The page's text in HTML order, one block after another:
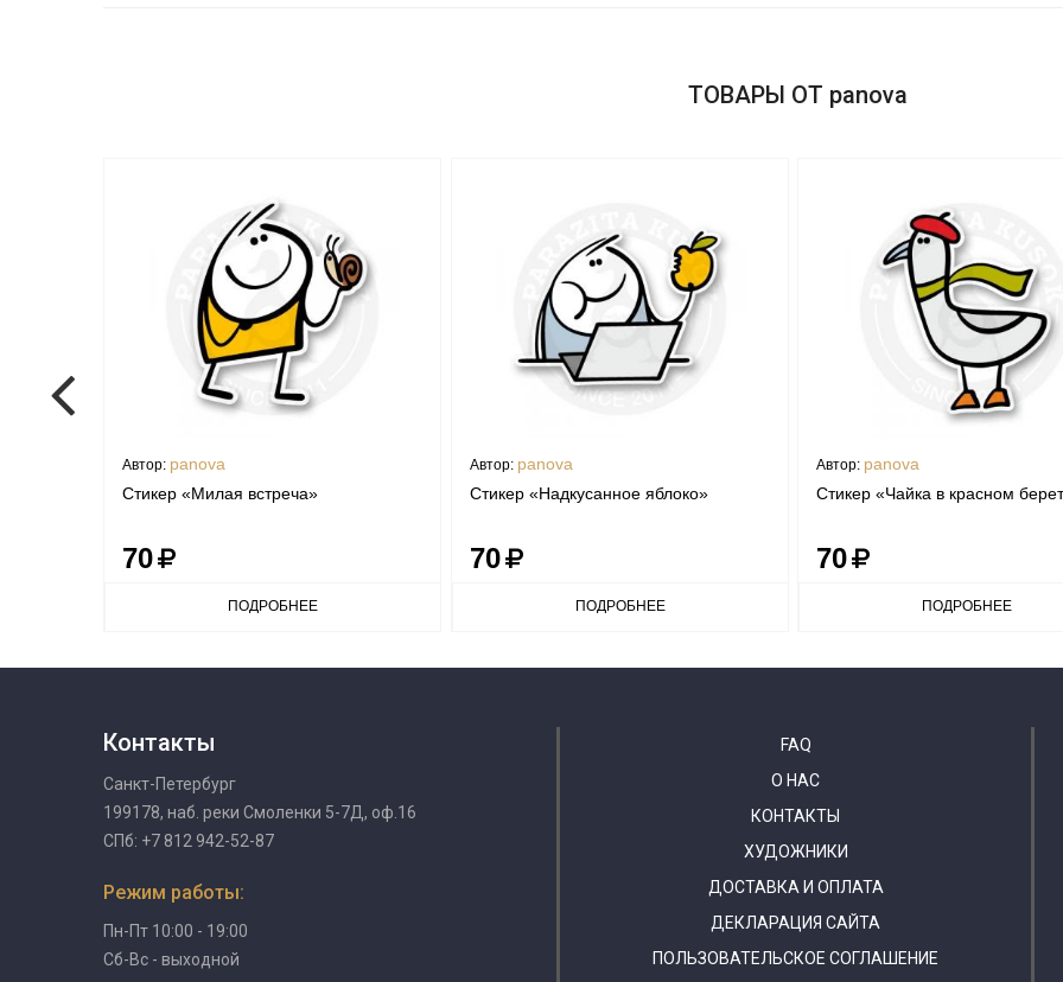
ТОВАРЫ ОТ panova
Автор: panova
Стикер «Милая встреча»
70
ПОДРОБНЕЕ
Автор: panova
Стикер «Надкусанное яблоко»
70
ПОДРОБНЕЕ
Автор: panova
Стикер «Чайка в красном
70
ПОДРОБНЕЕ
Контакты
Санкт-Петербург
199178, наб. реки Смоленки 5-7Д, оф.16
СПб: +7 812 942-52-87
Режим работы:
Пн-Пт 10:00 - 19:00
Сб-Вс - выходной
FAQ
О НАС
КОНТАКТЫ
ХУДОЖНИКИ
ДОСТАВКА И ОПЛАТА
ДЕКЛАРАЦИЯ САЙТА
ПОЛЬЗОВАТЕЛЬСКОЕ СОГЛАШЕНИЕ